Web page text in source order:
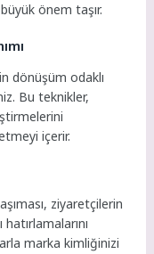
önem taşır.
dönüşüm odaklı
Bu teknikler,
içerir.
ziyaretçilerin
marka kimliğinizi